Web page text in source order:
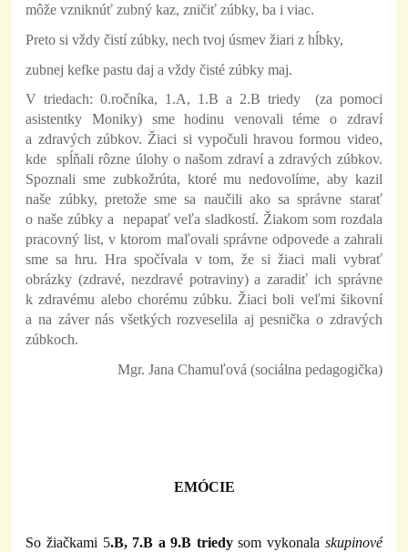
môže vzniknúť zubný kaz, zničiť zúbky, ba i viac.
Preto si vždy čistí zúbky, nech tvoj úsmev žiari z hĺbky,
zubnej kefke pastu daj a vždy čisté zúbky maj.
V triedach: 0.ročníka, 1.A, 1.B a 2.B triedy (za pomoci
asistentky Moniky) sme hodinu venovali téme o zdraví
a zdravých zúbkov. Žiaci si vypočuli hravou formou video,
kde spĺňali rôzne úlohy o našom zdraví a zdravých zúbkov.
Spoznali sme zubkožrúta, ktoré mu nedovolíme, aby kazil
naše zúbky, pretože sme sa naučili ako sa správne starať
o naše zúbky a nepapať veľa sladkostí. Žiakom som rozdala
pracovný list, v ktorom maľovali správne odpovede a zahrali
sme sa hru. Hra spočívala v tom, že si žiaci mali vybrať
obrázky (zdravé, nezdravé potraviny) a zaradiť ich správne
k zdravému alebo chorému zúbku. Žiaci boli veľmi šikovní
a na záver nás všetkých rozveselila aj pesnička o zdravých
zúbkoch.
Mgr. Jana Chamuľová (sociálna pedagogička)
EMÓCIE
So žiačkami 5.B, 7.B a 9.B triedysom vykonala skupinové